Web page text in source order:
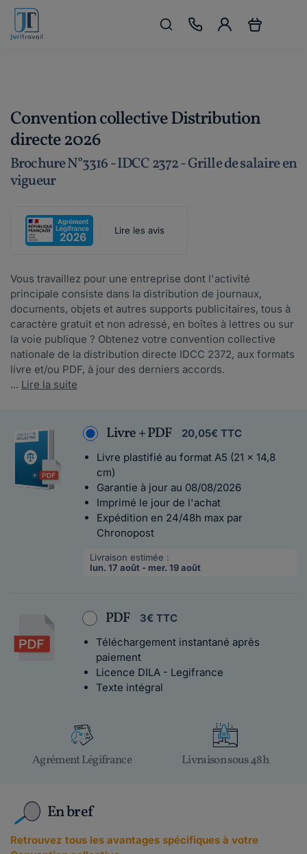
Convention collective Distribution
directe 2026
Brochure N°3316 - IDCC 2372 - Grille de salaire en
vigueur
Lire les avis
Vous travaillez pour une entreprise dont l'activité
principale consiste dans la distribution de journaux,
documents, objets et autres supports publicitaires, tous à
caractère gratuit et non adressé, en boîtes à lettres ou sur
la voie publique ? Obtenez votre convention collective
nationale de la distribution directe IDCC 2372, aux formats
livre et/ou PDF, à jour des derniers accords.
... Lire la suite
Livre + PDF
20,05€ TTC
Livre plastifié au format A5 (21 x 14,8
cm)
Garantie à jour au 08/08/2026
Imprimé le jour de l'achat
Expédition en 24/48h max par
Chronopost
Livraison estimée :
lun. 17 août - mer. 19 août
PDF
3€ TTC
Téléchargement instantané après
paiement
Licence DILA - Legifrance
Texte intégral
Agrément Légifrance Livraison sous 48h
En bref
Retrouvez tous les avantages spécifiques à votre